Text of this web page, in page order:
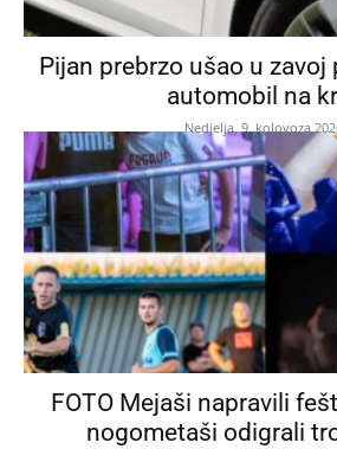
Pijan prebrzo ušao u zavoj
automobil na
Nedjelja, 9. kolovoza
FOTO Mejaši napravili
nogometaši odigrali